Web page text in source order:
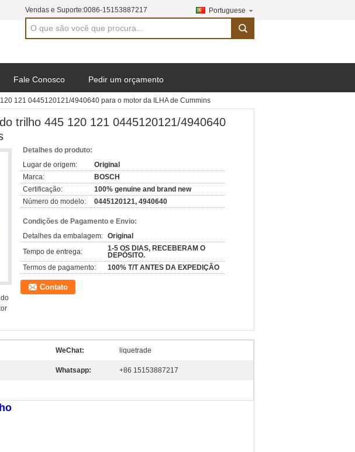
Vendas e Suporte:0086-15153887217 Portuguese
search
Fale Conosco Pedir um orçamento
121 0445120121/4940640 para o motor da ILHA de Cummins
trilho 445 120 121 0445120121/4940640
Detalhes do produto:
Lugar de origem:
Original
Marca:
BOSCH
Certificação:
100% genuine and brand new
Número do modelo:
0445120121, 4940640
Condições de Pagamento e Envio:
Detalhes da embalagem: Original
Tempo de entrega:
1-5 OS DIAS, RECEBERAM O
DEPÓSITO.
Termos de pagamento:
100% T/T ANTES DA EXPEDIÇÃO
Contato
WeChat: liquetrade
Whatsapp: +86 15153887217